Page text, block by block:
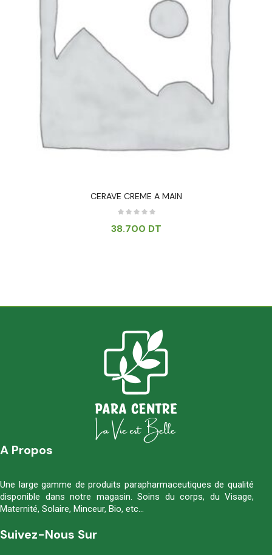
CERAVE CREME A MAIN
38.700 DT
A Propos
Une large gamme de produits parapharmaceutiques de qualité
disponible dans notre magasin. Soins du corps, du Visage,
Maternité, Solaire, Minceur, Bio, etc…
Suivez-Nous Sur